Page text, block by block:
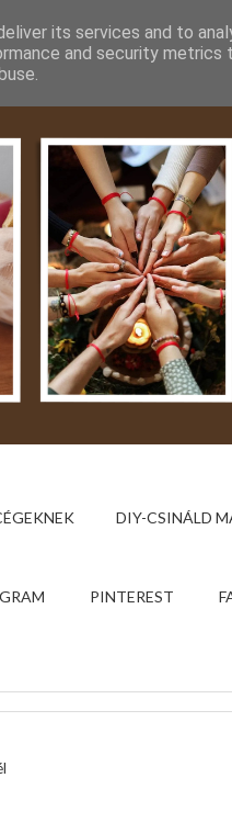
DIY-CSINÁLD
PINTEREST
its services and to
and security